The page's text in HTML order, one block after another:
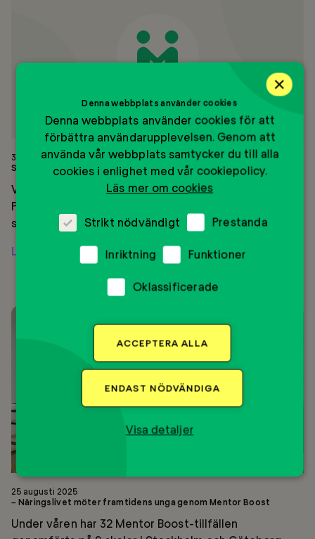
3 november 2025
SEB + Mentor = Digitalt seminarium 2025
Vi har glädjen att, tillsammans med vår General
Partner SEB, bjuda in till ett kostnadsfritt digitalt
seminarium på torsdag den...
Läs mer
–
25 augusti 2025
– Näringslivet möter framtidens unga genom Mentor Boost
Under våren har 32 Mentor Boost-tillfällen
×
Denna webbplats använder cookies
Denna webbplats använder cookies för att
förbättra användarupplevelsen. Genom att
använda vår webbplats samtycker du till alla
cookies i enlighet med vår cookiepolicy.
Läs mer om cookies
Strikt nödvändigt Prestanda
Inriktning Funktioner
Oklassificerade
ACCEPTERA ALLA
ENDAST NÖDVÄNDIGA
Visa detaljer